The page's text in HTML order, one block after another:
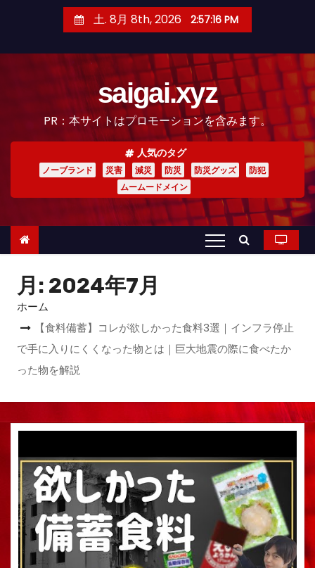
土. 8月 8th, 2026 2:57:18 PM
saigai.xyz
PR：本サイトはプロモーションを含みます。
人気のタグ
ノーブランド 災害 減災 防災 防災グッズ
防犯
ムームードメイン
月: 2024年7月
ホーム
【食料備蓄】コレが欲しかった食料3選｜インフラ停止
で手に入りにくくなった物とは｜巨大地震の際に食べたか
った物を解説